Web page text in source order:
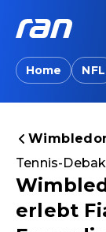
Home NFL
Tennis-
erlebt